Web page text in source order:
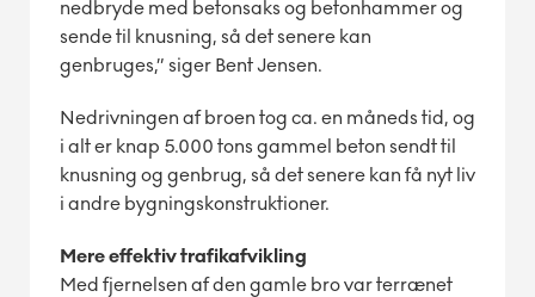
nedbryde med betonsaks og betonhammer og
sende til knusning, så det senere kan
genbruges,” siger Bent Jensen.
Nedrivningen af broen tog ca. en måneds tid, og
i alt er knap 5.000 tons gammel beton sendt til
knusning og genbrug, så det senere kan få nyt liv
i andre bygningskonstruktioner.
Mere effektiv trafikafvikling
Med fjernelsen af den gamle bro var terrænet